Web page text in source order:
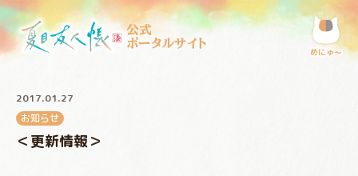
公式
ポータルサイト
めにゅ〜
2017.01.27
お知らせ
＜更新情報＞